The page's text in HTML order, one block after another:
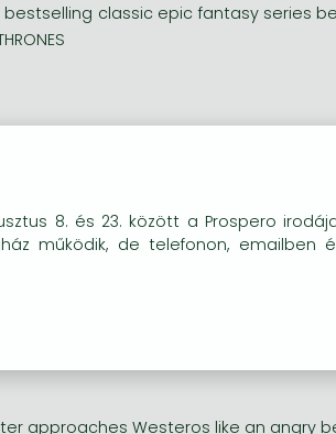
bestselling classic epic fantasy series
greatest fantasy epic of the modern
cast.
leírás:
reatest fantasy epic of the modern age.
approaches Westeros like an angry
8. és 23. között a Prospero
működik, de telefonon, emailben
kat (sütiket) használunk, melyek
részére.